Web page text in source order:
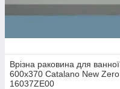
Врізна раковина для ванної
600х370 Catalano New Zero
16037ZE00